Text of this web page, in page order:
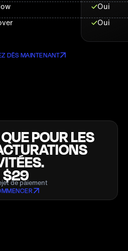
Oui
Oui
DÈS MAINTENANT
POUR LES
$29
de paiement